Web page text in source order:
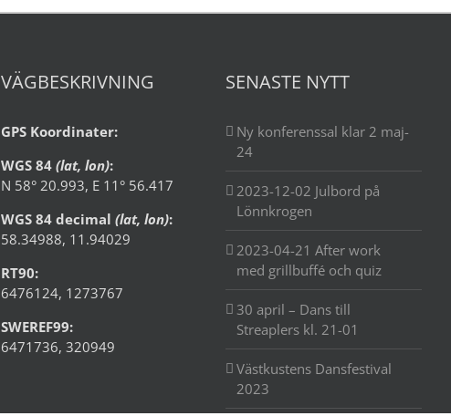
VÄGBESKRIVNING
GPS Koordinater:
WGS 84 (lat, lon):
N 58° 20.993, E 11° 56.417
WGS 84 decimal (lat, lon):
58.34988, 11.94029
RT90:
6476124, 1273767
SWEREF99:
6471736, 320949
SENASTE NYTT
Ny konferenssal klar 2 maj-
24
2023-12-02 Julbord på
Lönnkrogen
2023-04-21 After work
med grillbuffé och quiz
30 april – Dans till
Streaplers kl. 21-01
Västkustens Dansfestival
2023